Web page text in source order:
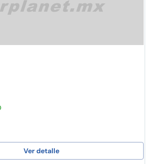
Ver detalle